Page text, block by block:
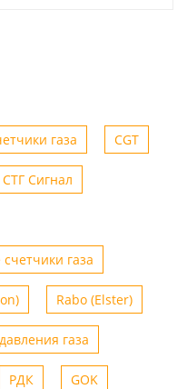
газа CGT
СТГ Сигнал
газа
Rabo (Elster)
газа
РДК GOK